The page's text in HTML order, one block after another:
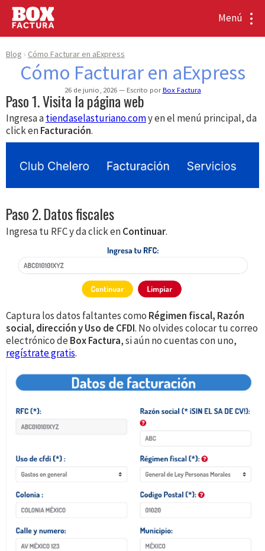
Menú
Blog Cómo Facturar en aExpress
Cómo Facturar en aExpress
26 de junio, 2026 Escrito porBox Factura
Paso 1. Visita la página web
Ingresa atiendaselasturiano.comy en el menú principal, da
click enFacturación.
Paso 2. Datos fiscales
Ingresa tu RFC y da click enContinuar.
Captura los datos faltantes como Régimen fiscal, Razón
social, dirección y Uso de CFDI. No olvides colocar tu correo
electrónico deBox Factura, si aún no cuentas con uno,
regístrate gratis.